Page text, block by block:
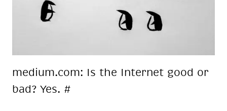
me­di­um.com: Is the In­ter­net good or
bad? Yes. #